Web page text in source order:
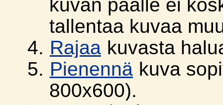
kuvan päälle ei
tallentaa kuvaa
Rajaa kuvasta
Pienennä kuva
800x600).